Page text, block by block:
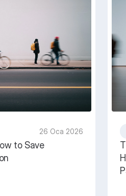
26 Oca 2026
to Save